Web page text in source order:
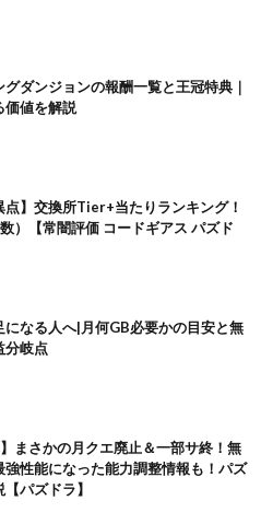
ダンジョンの報酬一覧と王冠特典｜
価値を解説
点】交換所Tier+当たりランキング！
）【常闇評価 コードギアス パズド
になる人へ|月何GB必要かの目安と無
分岐点
】まさかの月クエ廃止＆一部サ終！無
強性能になった能力調整情報も！パズ
パズドラ】